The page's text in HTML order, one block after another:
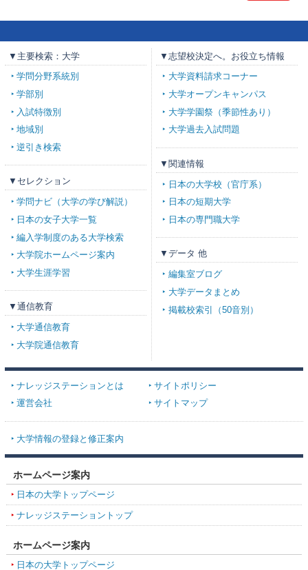
▼主要検索：大学
学問分野系統別
学部別
入試特徴別
地域別
逆引き検索
▼セレクション
学問ナビ（大学の学び解説）
日本の女子大学一覧
編入学制度のある大学検索
大学院ホームページ案内
大学生涯学習
▼通信教育
大学通信教育
大学院通信教育
▼志望校決定へ。お役立ち情報
大学資料請求コーナー
大学オープンキャンパス
大学学園祭（季節性あり）
大学過去入試問題
▼関連情報
日本の大学校（官庁系）
日本の短期大学
日本の専門職大学
▼データ 他
編集室ブログ
大学データまとめ
掲載校索引（50音別）
ナレッジステーションとは
サイトポリシー
運営会社
サイトマップ
大学情報の登録と修正案内
ホームページ案内
日本の大学トップページ
ナレッジステーショントップ
ホームページ案内
日本の大学トップページ